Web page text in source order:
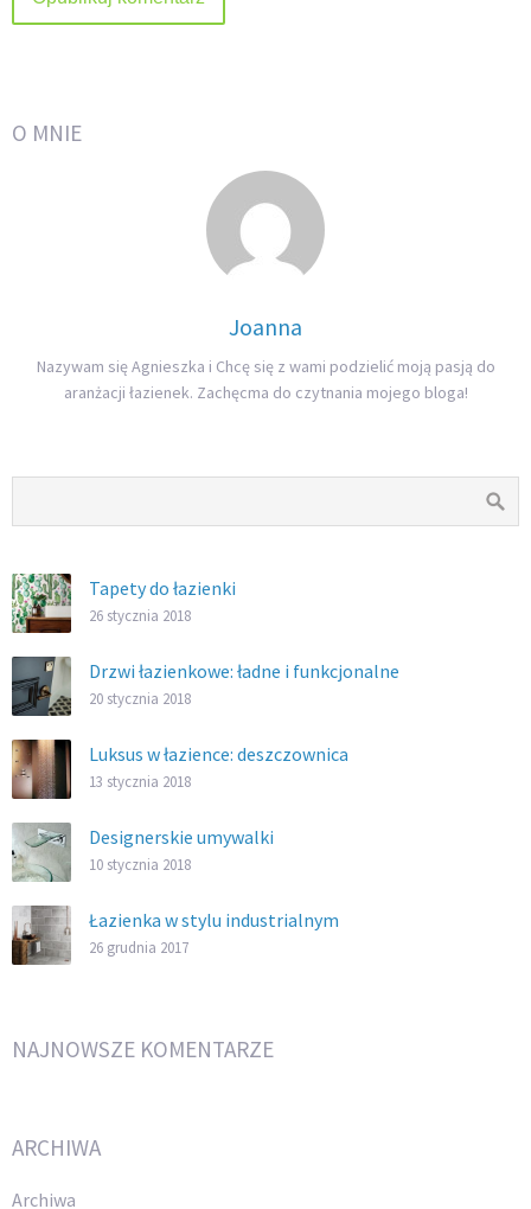
O MNIE
Joanna
Nazywam się Agnieszka i Chcę się z wami podzielić moją pasją do
aranżacji łazienek. Zachęcma do czytnania mojego bloga!
Tapety do łazienki
26 stycznia 2018
Drzwi łazienkowe: ładne i funkcjonalne
20 stycznia 2018
Luksus w łazience: deszczownica
13 stycznia 2018
Designerskie umywalki
10 stycznia 2018
Łazienka w stylu industrialnym
26 grudnia 2017
NAJNOWSZE KOMENTARZE
ARCHIWA
Archiwa